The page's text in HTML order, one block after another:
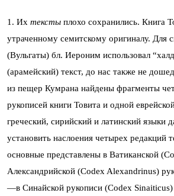
1. Их тексты плохо сохранились. Книга
утраченному семитскому оригиналу. Для
(Вульгаты) бл. Иероним использовал
(арамейский) текст, до нас также не
из пещер Кумрана найдены фрагменты
рукописей книги Товита и одной
греческий, сирийский и латинский языки
установить наслоения четырех редакций
основные представлены в Ватиканской
Александрийской (Codex Alexandrinus)
—в Синайской рукописи (Сodex Sinaiticus)